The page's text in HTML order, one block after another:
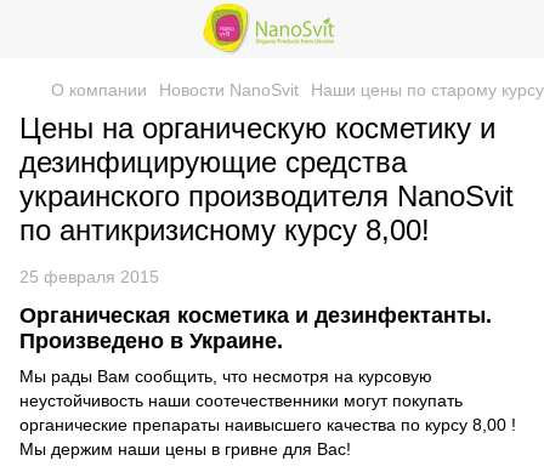
О компании Новости NanoSvit Наши цены по старому
Цены на органическую косметику и
дезинфицирующие средства
украинского производителя NanoSvit
по антикризисному курсу 8,00!
25 февраля 2015
Органическая косметика и дезинфектанты.
Произведено в Украине.
Мы рады Вам сообщить, что несмотря на курсовую
неустойчивость наши соотечественники могут покупать
органические препараты наивысшего качества по курсу 8,00 !
Мы держим наши цены в гривне для Вас!